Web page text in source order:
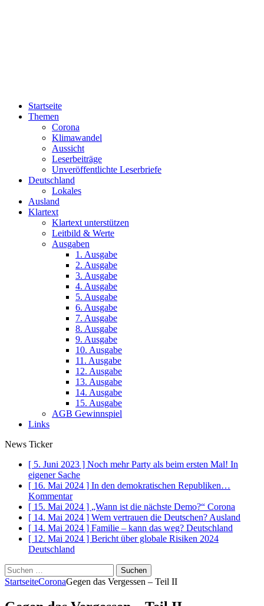
Startseite
Themen
Corona
Klimawandel
Aussicht
Leserbeiträge
Unveröffentlichte Leserbriefe
Deutschland
Lokales
Ausland
Klartext
Klartext unterstützen
Leitbild & Werte
Ausgaben
1. Ausgabe
2. Ausgabe
3. Ausgabe
4. Ausgabe
5. Ausgabe
6. Ausgabe
7. Ausgabe
8. Ausgabe
9. Ausgabe
10. Ausgabe
11. Ausgabe
12. Ausgabe
13. Ausgabe
14. Ausgabe
15. Ausgabe
AGB Gewinnspiel
Links
News Ticker
[ 5. Juni 2023 ] Noch mehr Party als beim ersten Mal! In
eigener Sache
[ 16. Mai 2024 ] In den demokratischen Republiken…
Kommentar
[ 15. Mai 2024 ] „Wann ist die nächste Demo?“ Corona
[ 14. Mai 2024 ] Wem vertrauen die Deutschen? Ausland
[ 14. Mai 2024 ] Familie – kann das weg? Deutschland
[ 12. Mai 2024 ] Bericht über globale Risiken 2024
Deutschland
Suchen
nach:
StartseiteCoronaGegen das Vergessen – Teil II